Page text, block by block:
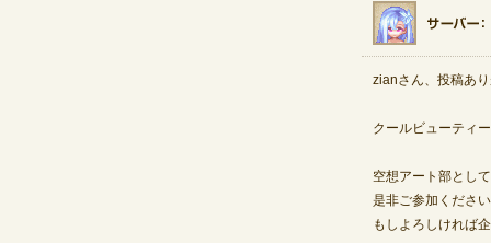
zianさん、投稿あ
クールビューティ
空想アート部とし
是非ご参加くださ
もしよろしければ